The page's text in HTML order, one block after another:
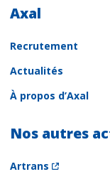
Axal
Recrutement
Actualités
À propos d’Axal
Nos autres
Artrans